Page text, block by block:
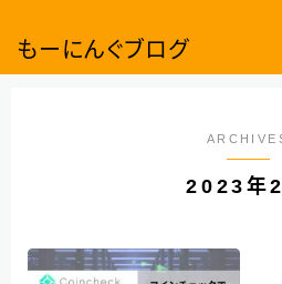
もーにんぐブログ
MENU
NFT
2023年2